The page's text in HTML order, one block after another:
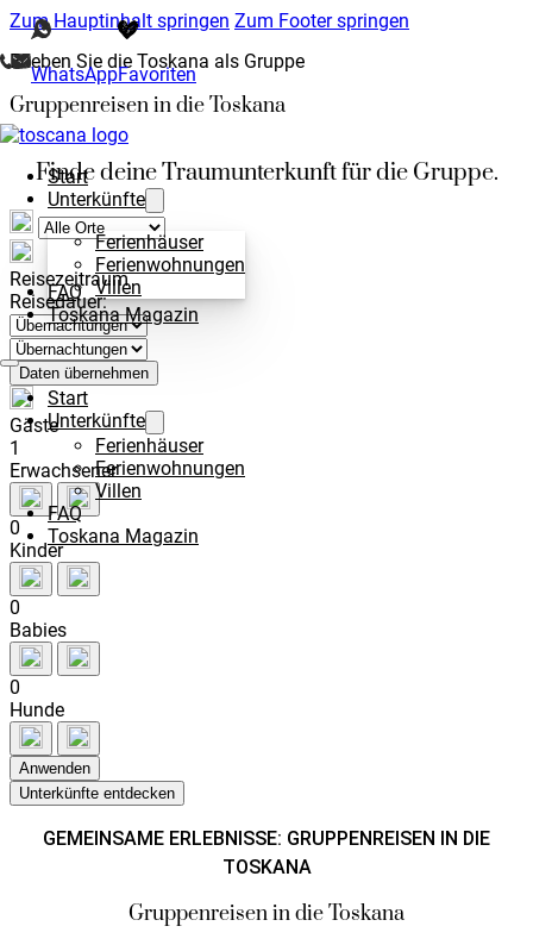
Zum Hauptinhalt springen Zum Footer springen
WhatsAppFavoriten
Start
Unterkünfte
Ferienhäuser
Ferienwohnungen
Villen
FAQ
Toskana Magazin
Start
Unterkünfte
Ferienhäuser
Ferienwohnungen
Villen
FAQ
Toskana Magazin
Erleben Sie die Toskana als Gruppe
Gruppenreisen in die Toskana
Finde deine Traumunterkunft für die Gruppe.
Reisezeitraum
Reisedauer:
Daten übernehmen
Gäste
1
Erwachsener
0
Kinder
0
Babies
0
Hunde
Anwenden
GEMEINSAME ERLEBNISSE: GRUPPENREISEN IN DIE
TOSKANA
Gruppenreisen in die Toskana